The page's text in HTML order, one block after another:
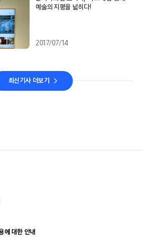
예술의 지평을 넓히다!
2017/07/14
최신기사 더보기
에 대한 안내